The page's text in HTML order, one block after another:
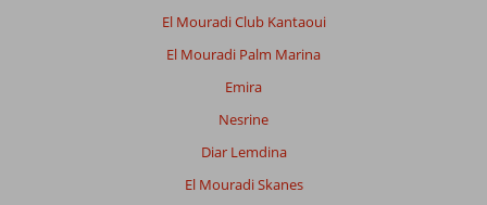
El Mouradi Club Kantaoui
El Mouradi Palm Marina
Emira
Nesrine
Diar Lemdina
El Mouradi Skanes